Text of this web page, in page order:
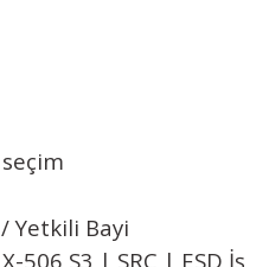
Yetkili Bayi
506 S3 | SRC | ESD İş